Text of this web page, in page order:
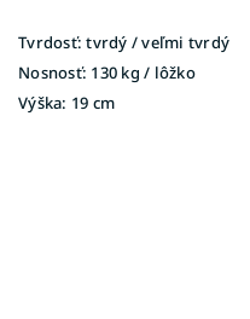
Tvrdosť: tvrdý / veľmi tvrdý
Nosnosť: 130 kg / lôžko
Výška: 19 cm